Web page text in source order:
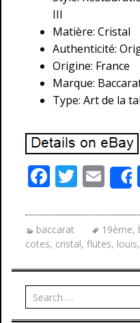
III
Matière: Cristal
Authenticité:
Origine: France
Marque:
Type: Art de la
F
e
b
o
o
k
T
itt
er
E
m
ai
l
baccarat 19ème,
cotes, cristal, flutes, louis,